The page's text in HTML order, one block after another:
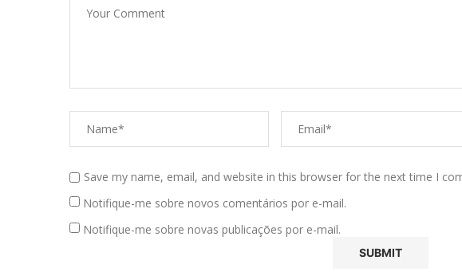
Save my name, email, and website in this browser for the next time I
Notifique-me sobre novos comentários por e-mail.
Notifique-me sobre novas publicações por e-mail.